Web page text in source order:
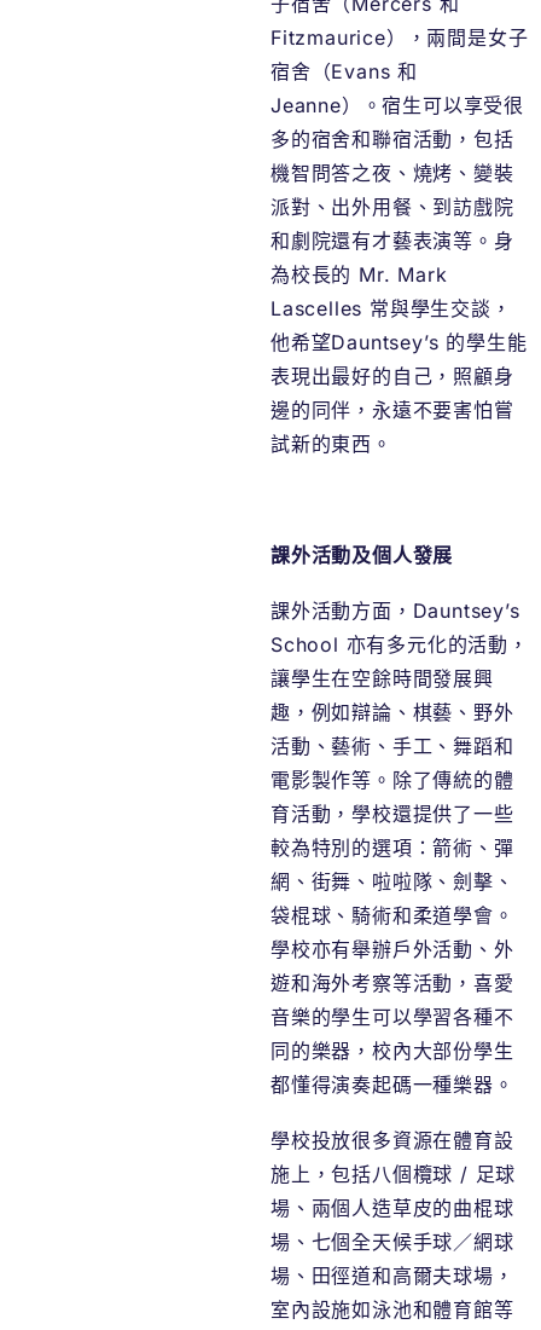
Fitzmaurice），兩間是女子
宿舍（Evans 和
Jeanne）。宿生可以享受很
多的宿舍和聯宿活動，包括
機智問答之夜、燒烤、變裝
派對、出外用餐、到訪戲院
和劇院還有才藝表演等。身
為校長的 Mr. Mark
Lascelles 常與學生交談，
他希望Dauntsey’s 的學生能
表現出最好的自己，照顧身
邊的同伴，永遠不要害怕嘗
試新的東西。
課外活動及個人發展
課外活動方面，Dauntsey’s
School 亦有多元化的活動，
讓學生在空餘時間發展興
趣，例如辯論、棋藝、野外
活動、藝術、手工、舞蹈和
電影製作等。除了傳統的體
育活動，學校還提供了一些
較為特別的選項：箭術、彈
網、街舞、啦啦隊、劍擊、
袋棍球、騎術和柔道學會。
學校亦有舉辦戶外活動、外
遊和海外考察等活動，喜愛
音樂的學生可以學習各種不
同的樂器，校內大部份學生
都懂得演奏起碼一種樂器。
學校投放很多資源在體育設
施上，包括八個欖球 / 足球
場、兩個人造草皮的曲棍球
場、七個全天候手球／網球
場、田徑道和高爾夫球場，
室內設施如泳池和體育館等